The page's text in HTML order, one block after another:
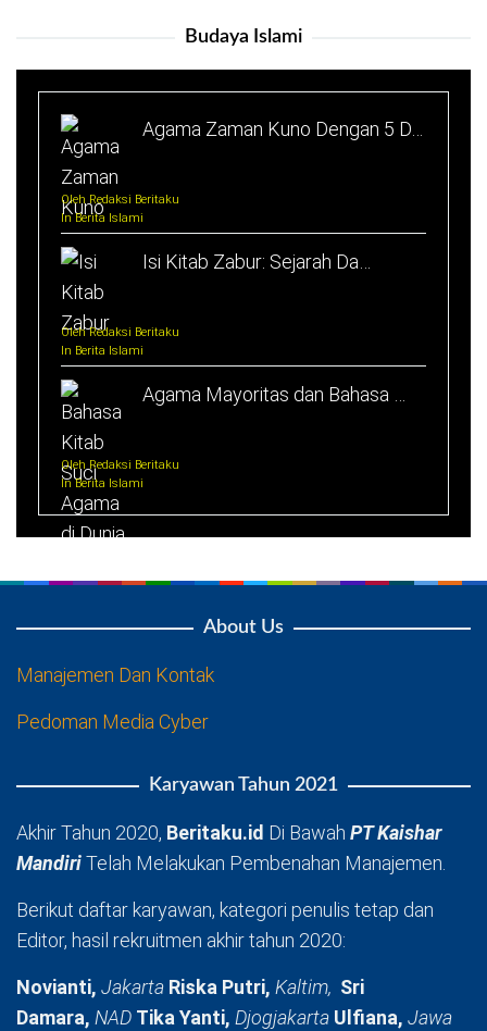
Budaya Islami
Agama Zaman Kuno Dengan 5 D…
Oleh Redaksi Beritaku
In Berita Islami
Isi Kitab Zabur: Sejarah Da…
Oleh Redaksi Beritaku
In Berita Islami
Agama Mayoritas dan Bahasa …
Oleh Redaksi Beritaku
In Berita Islami
About Us
Manajemen Dan Kontak
Pedoman Media Cyber
Karyawan Tahun 2021
Akhir Tahun 2020, Beritaku.id Di Bawah PT Kaishar
MandiriTelah Melakukan Pembenahan Manajemen.
Berikut daftar karyawan, kategori penulis tetap dan
Editor, hasil rekruitmen akhir tahun 2020:
Novianti, Jakarta Riska Putri, Kaltim, Sri
Damara, NAD Tika Yanti, Djogjakarta Ulfiana, Jawa